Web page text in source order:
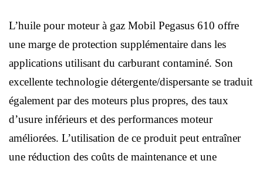
L’huile pour moteur à gaz Mobil Pegasus 610 offre
une marge de protection supplémentaire dans les
applications utilisant du carburant contaminé. Son
excellente technologie détergente/dispersante se traduit
également par des moteurs plus propres, des taux
d’usure inférieurs et des performances moteur
améliorées. L’utilisation de ce produit peut entraîner
une réduction des coûts de maintenance et une